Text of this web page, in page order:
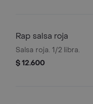
Rap salsa roja
Salsa roja. 1/2 libra.
$ 12.600